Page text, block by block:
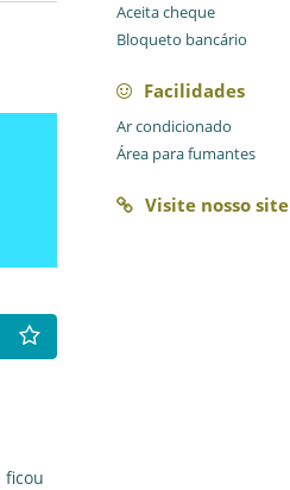
ficou
Aceita cheque
Bloqueto bancário
Facilidades
Ar condicionado
Área para fumantes
Visite nosso site